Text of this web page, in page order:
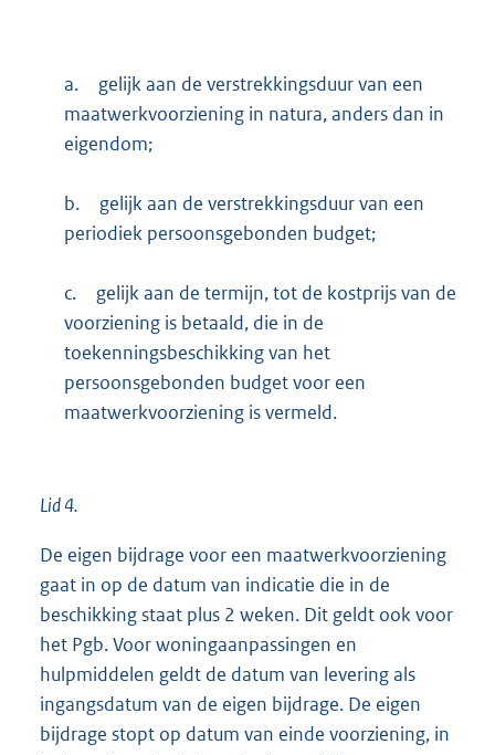
a.
gelijk aan de verstrekkingsduur van een
maatwerkvoorziening in natura, anders dan in
eigendom;
b.
gelijk aan de verstrekkingsduur van een
periodiek persoonsgebonden budget;
c.
gelijk aan de termijn, tot de kostprijs van de
voorziening is betaald, die in de
toekenningsbeschikking van het
persoonsgebonden budget voor een
maatwerkvoorziening is vermeld.
Lid 4.
De eigen bijdrage voor een maatwerkvoorziening
gaat in op de datum van indicatie die in de
beschikking staat plus 2 weken. Dit geldt ook voor
het Pgb. Voor woningaanpassingen en
hulpmiddelen geldt de datum van levering als
ingangsdatum van de eigen bijdrage. De eigen
bijdrage stopt op datum van einde voorziening, in